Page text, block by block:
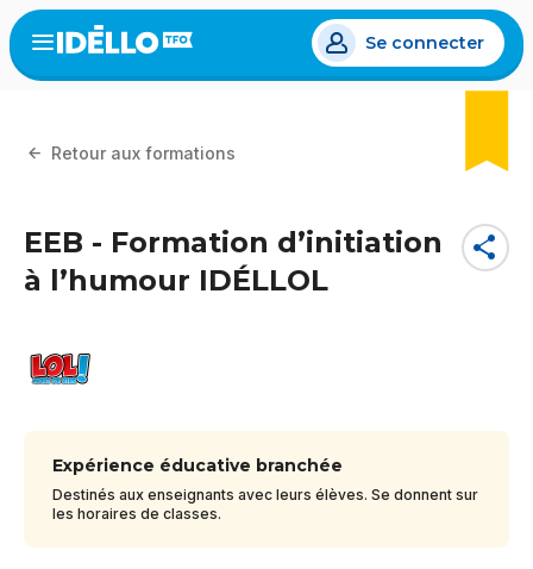
Aller
au
contenu
Open
menu
Se connecter
Retour aux formations
EEB - Formation d’initiation
à l’humour IDÉLLOL
share
des
Expérience éducative branchée
Destinés aux enseignants avec leurs élèves. Se donnent sur
les horaires de classes.